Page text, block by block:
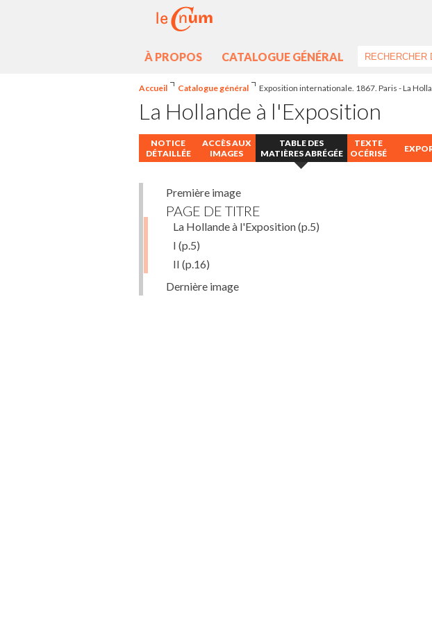
À PROPOS CATALOGUE GÉNÉRAL
Accueil Catalogue général Exposition internationale. 1867. Paris - La
La Hollande à l'Exposition
NOTICE
DÉTAILLÉE
ACCÈS AUX
IMAGES
TABLE DES
MATIÈRES ABRÉGÉE
TEXTE
OCÉRISÉ
Première image
PAGE DE TITRE
La Hollande à l'Exposition(p.5)
I (p.5)
II (p.16)
Dernière image